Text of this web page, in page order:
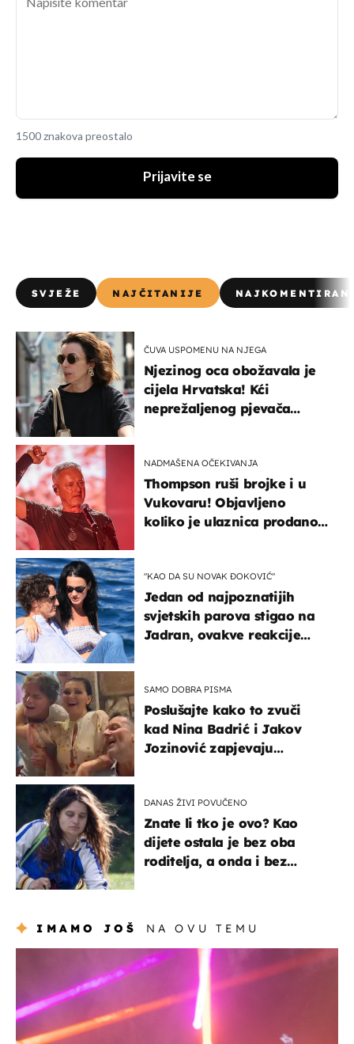
1500 znakova preostalo
Prijavite se
SVJEŽE NAJČITANIJE
ČUVA USPOMENU NA NJEGA
Njezinog oca obožavala je
cijela Hrvatska! Kći
neprežaljenog pjevača
NADMAŠENA OČEKIVANJA
Thompson ruši brojke i u
Vukovaru! Objavljeno
koliko je ulaznica prodano
"KAO DA SU NOVAK ĐOKOVIĆ"
Jedan od najpoznatijih
svjetskih parova stigao na
Jadran, ovakve reakcije
SAMO DOBRA PISMA
Poslušajte kako to zvuči
kad Nina Badrić i Jakov
Jozinović zapjevaju
DANAS ŽIVI POVUČENO
Znate li tko je ovo? Kao
dijete ostala je bez oba
roditelja, a onda i bez
IMAMO JOŠ NA OVU TEMU